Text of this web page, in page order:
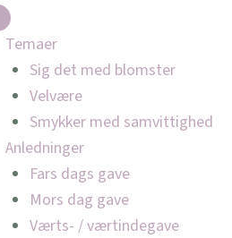
Temaer
Sig det med blomster
Velvære
Smykker med samvittighed
Anledninger
Fars dags gave
Mors dag gave
Værts- / værtindegave